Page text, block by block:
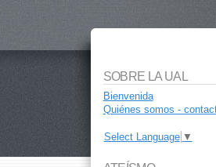
SOBRE LA UAL
Bienvenida
Quiénes somos -
Select Language ▼